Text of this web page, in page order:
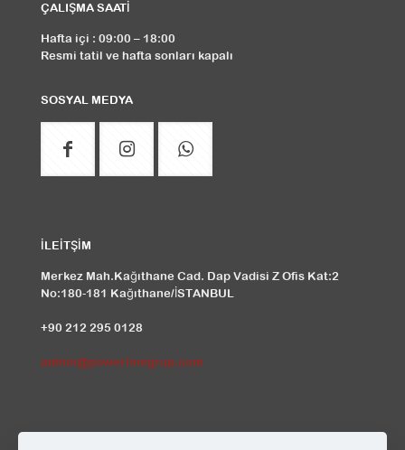
ÇALIŞMA SAATİ
Hafta içi : 09:00 – 18:00
Resmi tatil ve hafta sonları kapalı
SOSYAL MEDYA
İLEİTŞİM
Merkez Mah.Kağıthane Cad. Dap Vadisi Z Ofis Kat:2
No:180-181 Kağıthane/İSTANBUL
+90 212 295 0128
admin@powerlinegrup.com